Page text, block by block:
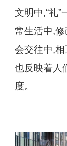
文明中,“礼”
常生活中,
会交往中,
也反映着人
度。